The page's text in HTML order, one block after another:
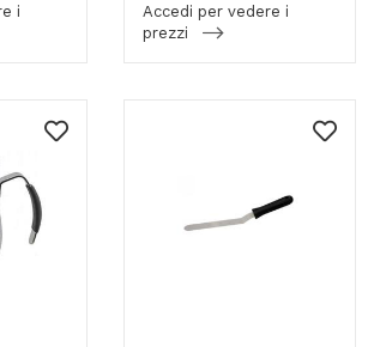
i
Accedi per vedere i
prezzi